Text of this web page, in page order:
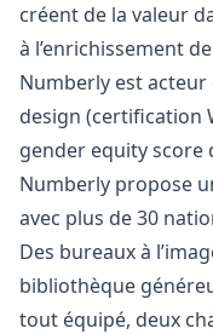
créent de la valeur
à l’enrichissement
Numberly est acteur
design (certification
gender equity score
Numberly propose
avec plus de 30
Des bureaux à
bibliothèque
tout équipé, deux